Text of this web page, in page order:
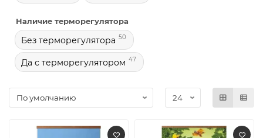
Наличие терморегулятора
Без терморегулятора 50
Да с терморегулятором 47